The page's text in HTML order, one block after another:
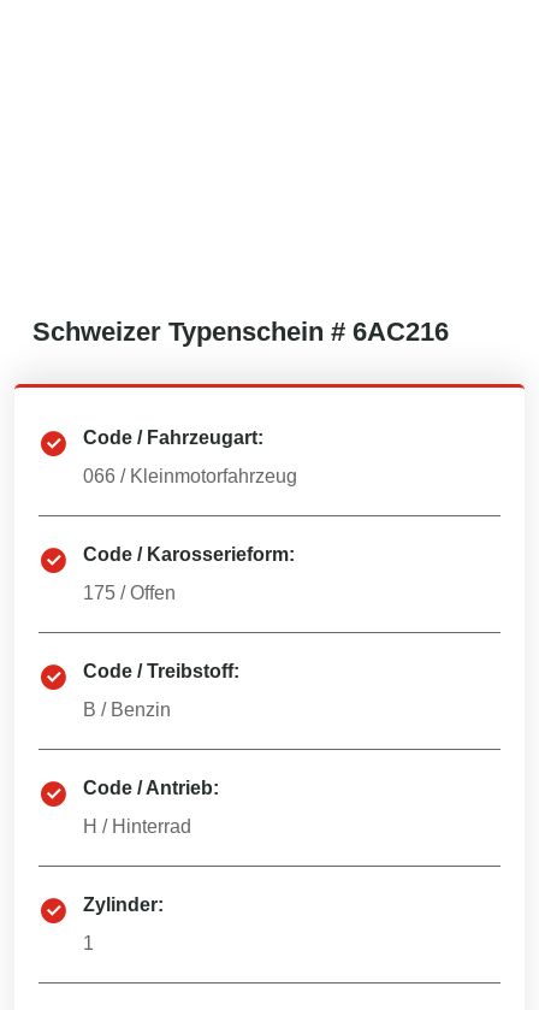
Schweizer Typenschein # 6AC216
Code / Fahrzeugart:
066 / Kleinmotorfahrzeug
Code / Karosserieform:
175 /Offen
Code / Treibstoff:
B / Benzin
Code / Antrieb:
H / Hinterrad
Zylinder:
1